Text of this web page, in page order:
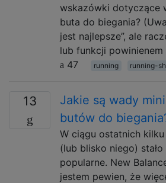
wskazówki dotyczące
buta do biegania?
jest najlepsze”, ale
lub funkcji powinienem
47
running running-
13
Jakie są wady
butów do
W ciągu ostatnich
(lub blisko niego)
popularne. New
jestem pewien, że